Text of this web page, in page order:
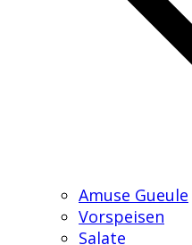
Amuse Gueule
Vorspeisen
Salate